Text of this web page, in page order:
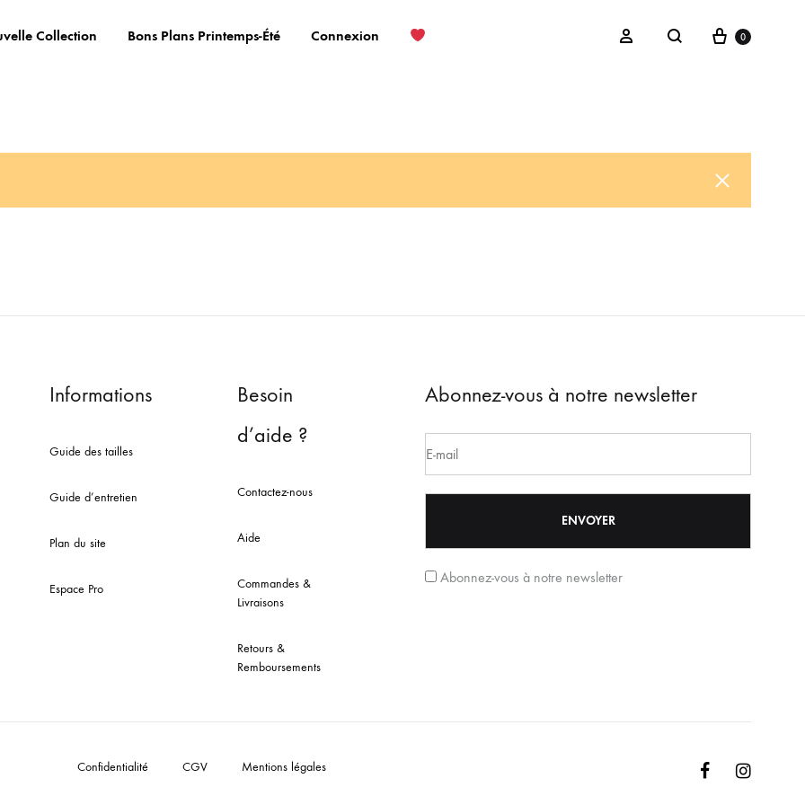
Collection Bons Plans Printemps-Été Connexion Sign in
Search
Cart
0
Informations
Guide des tailles
Guide d’entretien
Plan du site
Espace Pro
Besoin
d’aide ?
Contactez-nous
Aide
Commandes &
Livraisons
Retours &
Remboursements
Abonnez-vous à notre newsletter
Abonnez-vous à notre newsletter
Confidentialité CGV Mentions légales Facebook